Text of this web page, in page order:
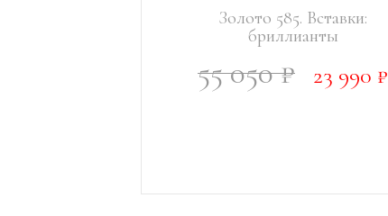
Золото 585. Вставки:
бриллианты
55 050 ₽ 23 990 ₽